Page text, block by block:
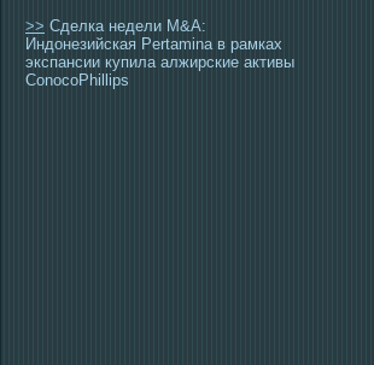
>> Сделка недели M&A:
Индонезийская Pertamina в рамках
экспансии купила алжирские активы
ConocoPhillips